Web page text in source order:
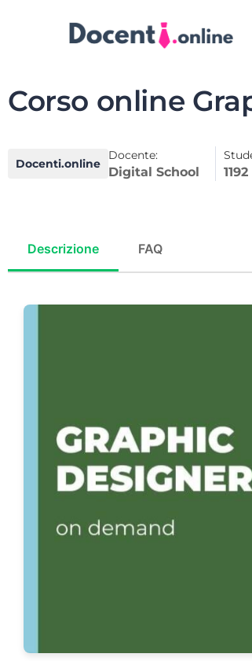
Corso online
Docenti.online
Docente:
Digital School 1192
Descrizione FAQ